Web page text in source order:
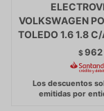
VOLKSWAGEN
TOLEDO 1.6 1.8
$962